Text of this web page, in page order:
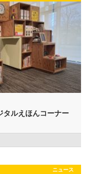
タルえほんコーナー
ニュース